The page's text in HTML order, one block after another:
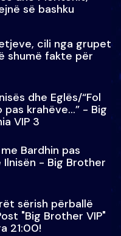
së bashku
cili nga grupet
shumë fakte për
dhe Eglës/“Fol
pas krahëve…” - Big
VIP 3
Bardhin pas
- Big Brother
sërish përballë
"Big Brother VIP"
21:00!